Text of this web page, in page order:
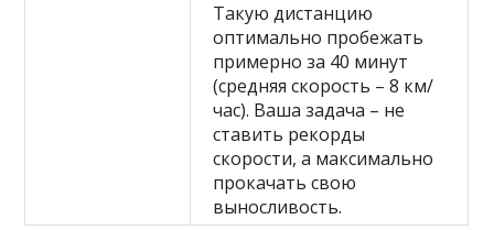
Такую дистанцию
оптимально пробежать
примерно за 40 минут
(средняя скорость – 8 км/
час). Ваша задача – не
ставить рекорды
скорости, а максимально
прокачать свою
выносливость.